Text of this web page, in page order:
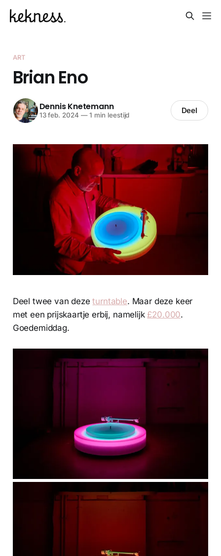
ART
Brian Eno
Dennis Knetemann
13 feb. 2024 —1 min leestijd Deel
Deel twee van dezeturntable. Maar deze keer
met een prijskaartje erbij, namelijk £20.000.
Goedemiddag.